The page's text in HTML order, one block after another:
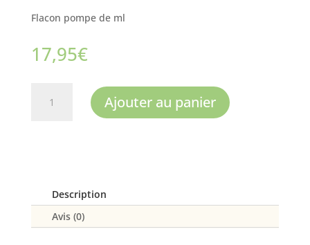
Flacon pompe de ml
17,95€
Ajouter au panier
Description
Avis (0)